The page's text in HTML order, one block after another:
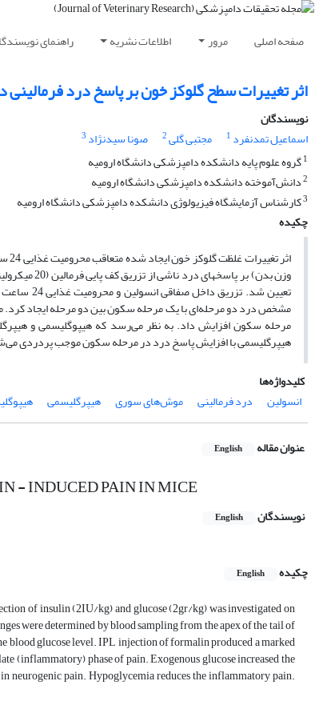
صفحه اصلی مرور اطلاعات نشریه راهنمای
اثر تغییرات سطح گلوکز خون بر پاسخ درد
نویسندگان
اسماعیل تمدنفرد 1 مجتبی گلی2 صونا سیدنژاد 3
1گروه علوم پایه دانشکده دامپزشکی دانشگاه ارومیه
2دانش‌آموخته دانشکده دامپزشکی دانشگاه ارومیه
3کارشناس آزمایشگاه فیزیولوژی دانشکده دامپزشکی دانشگاه ارومیه
چکیده
تعیین
مرحله سکون افزایش داد. به نظر می‌رسد که هیپوگلیسمی و
هیپرگلیسمی با افزایش پاسخ درد در مرحله سکون موجب پردردی
کلیدواژه‌ها
انسولین
درد فرمالینی موش‌های سوری هیپرگلیسمی
عنوان مقاله English
- INDUCED PAIN IN MICE
نویسندگان English
چکیده English
of insulin (2IU/kg) and glucose (2gr/kg) was investigated on
were determined by blood sampling from the apex of the tail of
blood glucose level. IPL injection of formalin produced a marked
(inflammatory) phase of pain. Exogenous glucose increased the
neurogenic pain. Hypoglycemia reduces the inflammatory pain.